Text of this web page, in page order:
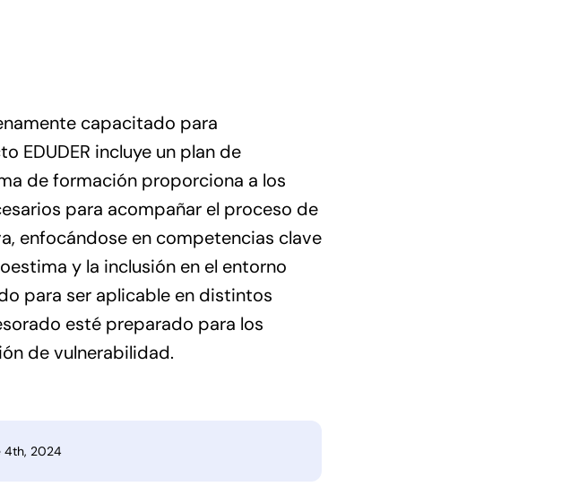
capacitado para
EDUDER incluye un plan de
de formación proporciona a los
para acompañar el proceso de
enfocándose en competencias clave
y la inclusión en el entorno
para ser aplicable en distintos
esté preparado para los
de vulnerabilidad.
4th, 2024